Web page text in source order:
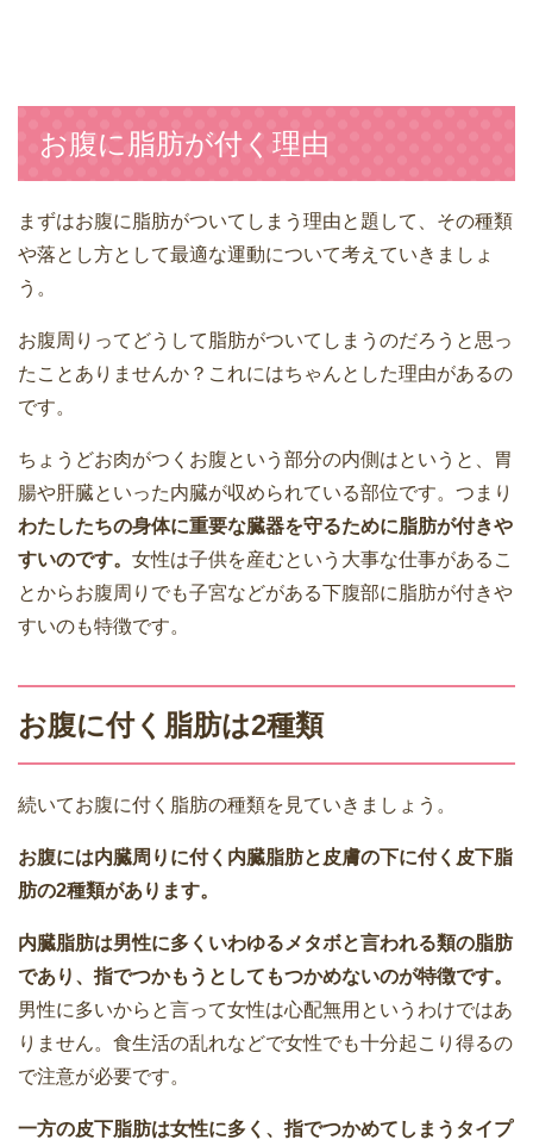
お腹に脂肪が付く理由
まずはお腹に脂肪がついてしまう理由と題して、その種類
や落とし方として最適な運動について考えていきましょ
う。
お腹周りってどうして脂肪がついてしまうのだろうと思っ
たことありませんか？これにはちゃんとした理由があるの
です。
ちょうどお肉がつくお腹という部分の内側はというと、胃
腸や肝臓といった内臓が収められている部位です。つまり
わたしたちの身体に重要な臓器を守るために脂肪が付きや
すいのです。 女性は子供を産むという大事な仕事があるこ
とからお腹周りでも子宮などがある下腹部に脂肪が付きや
すいのも特徴です。
お腹に付く脂肪は2種類
続いてお腹に付く脂肪の種類を見ていきましょう。
お腹には内臓周りに付く内臓脂肪と皮膚の下に付く皮下脂
肪の2種類があります。
内臓脂肪は男性に多くいわゆるメタボと言われる類の脂肪
であり、指でつかもうとしてもつかめないのが特徴です。
男性に多いからと言って女性は心配無用というわけではあ
りません。食生活の乱れなどで女性でも十分起こり得るの
で注意が必要です。
一方の皮下脂肪は女性に多く、指でつかめてしまうタイプ